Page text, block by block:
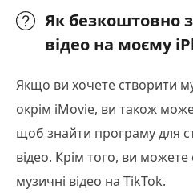
Як безкоштовно
відео на моєму
Якщо ви хочете створити
окрім iMovie, ви також
щоб знайти програму для
відео. Крім того, ви
музичні відео на TikTok.